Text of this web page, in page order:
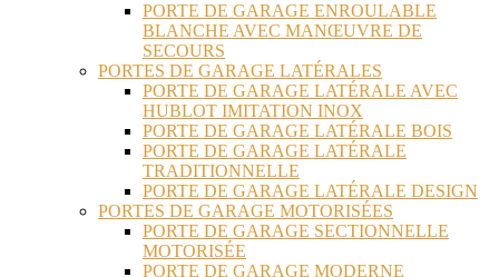
PORTE DE GARAGE ENROULABLE
BLANCHE AVEC MANŒUVRE DE
SECOURS
PORTES DE GARAGE LATÉRALES
PORTE DE GARAGE LATÉRALE AVEC
HUBLOT IMITATION INOX
PORTE DE GARAGE LATÉRALE BOIS
PORTE DE GARAGE LATÉRALE
TRADITIONNELLE
PORTE DE GARAGE LATÉRALE DESIGN
PORTES DE GARAGE MOTORISÉES
PORTE DE GARAGE SECTIONNELLE
MOTORISÉE
PORTE DE GARAGE MODERNE